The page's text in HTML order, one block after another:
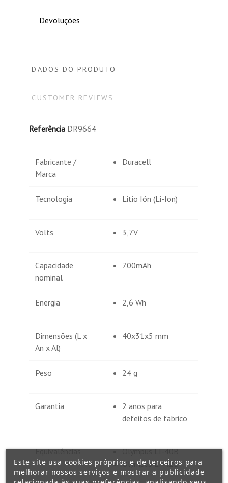
Devoluções
DADOS DO PRODUTO
CUSTOMER REVIEWS
Referência DR9664
Fabricante /
Marca
Duracell
Tecnologia Litio Ión (Li-Ion)
Volts 3,7V
Capacidade
nominal
700mAh
Energia 2,6 Wh
Dimensões (L x
An x Al)
40x31x5 mm
Peso 24 g
Garantia
2 anos para
defeitos de fabrico
Equivalências
Olympus LI-40B
Olympus LI-42B
Este site usa cookies próprios e de terceiros para
melhorar nossos serviços e mostrar a publicidade